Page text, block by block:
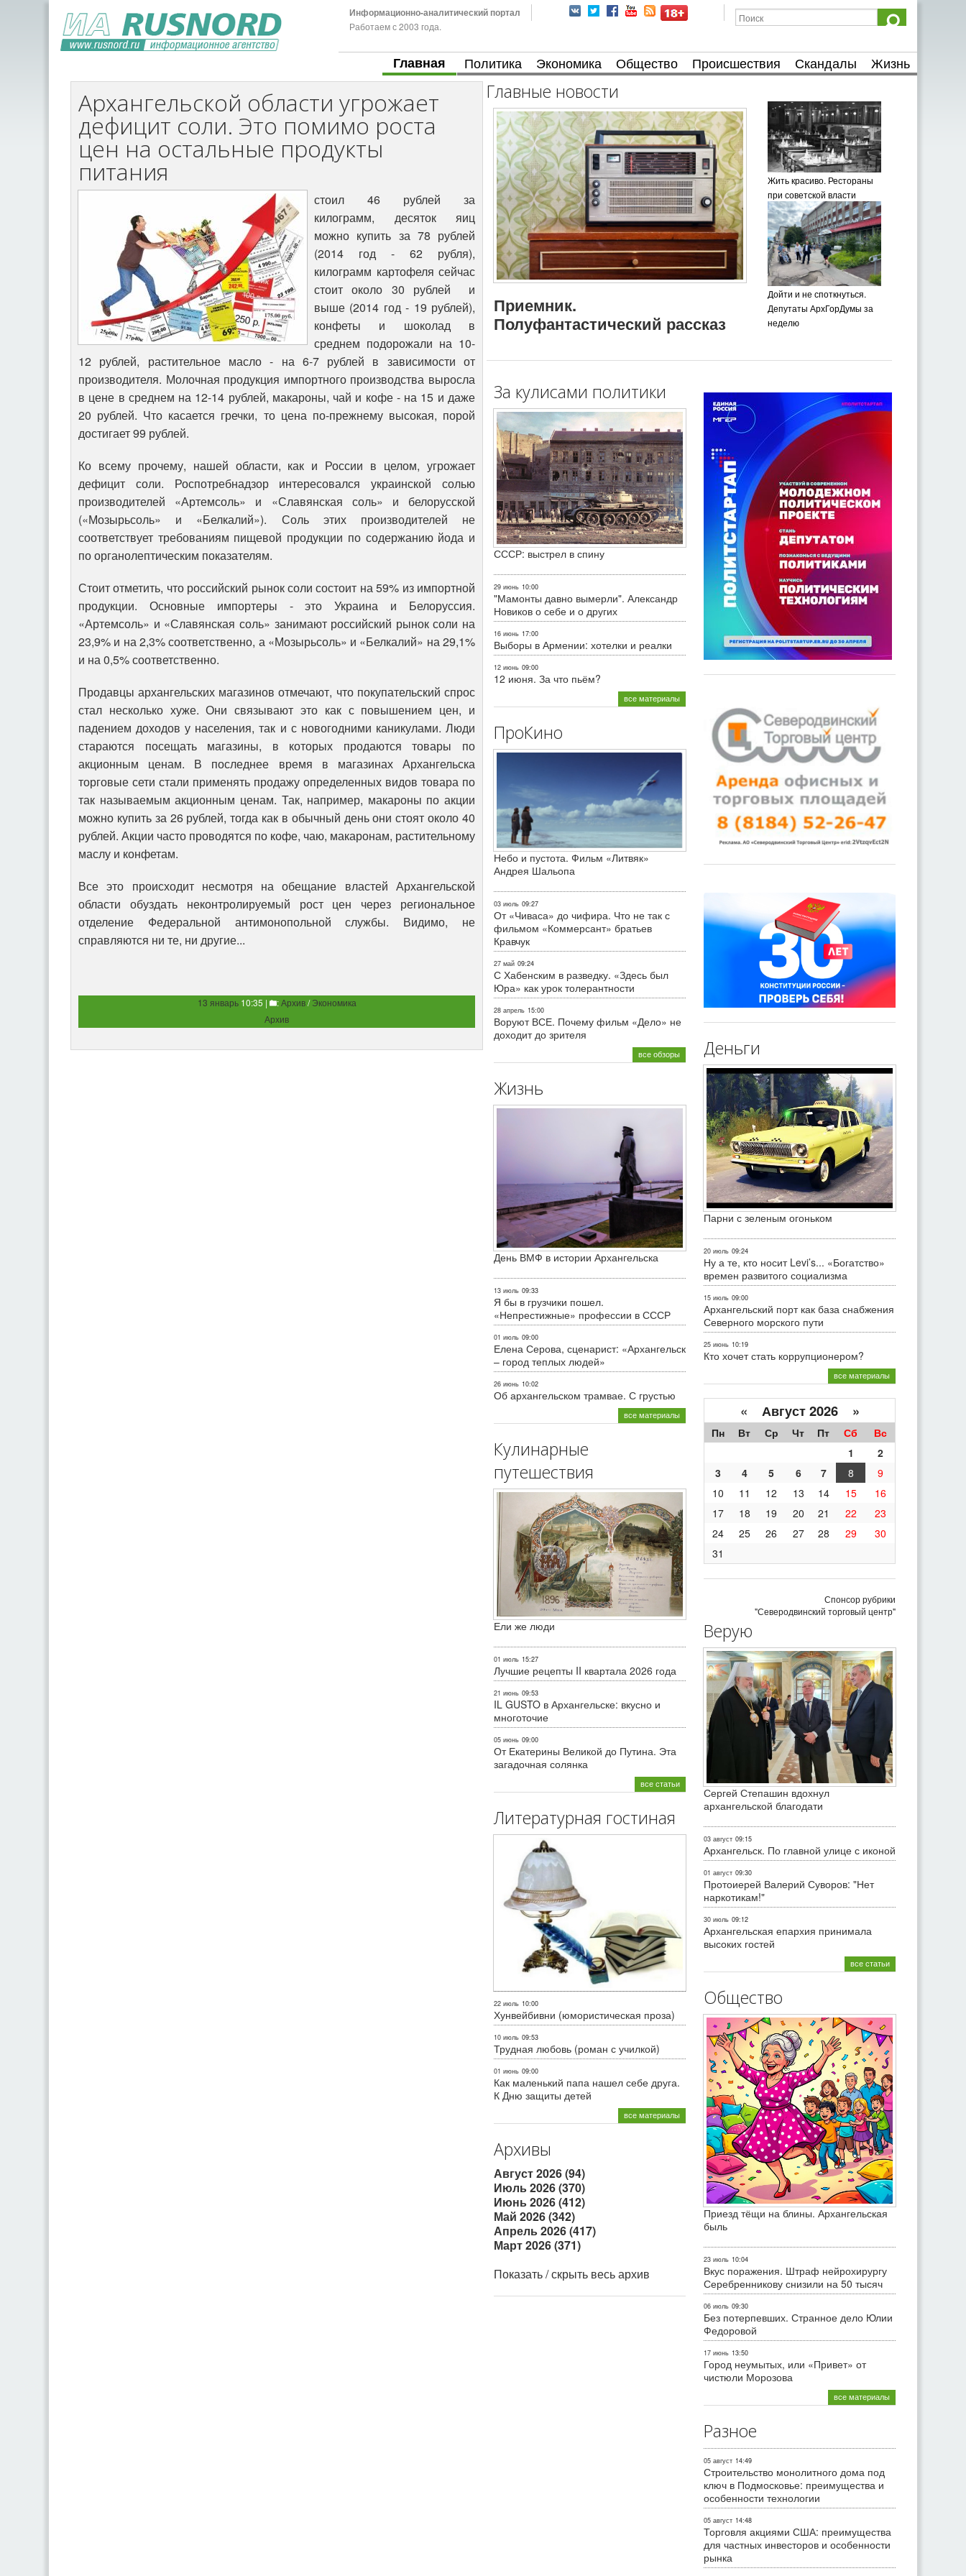
Информационно-аналитический портал
Работаем с 2003 года.
Главная Политика Экономика Общество Происшествия Скандалы Жизнь
Архангельской области угрожает
дефицит соли. Это помимо роста
цен на остальные продукты
питания
стоил 46 рублей за
килограмм, десяток яиц
можно купить за 78 рублей
(2014 год - 62 рубля),
килограмм картофеля сейчас
стоит около 30 рублей и
выше (2014 год - 19 рублей),
конфеты и шоколад в
среднем подорожали на 10-
12 рублей, растительное масло - на 6-7 рублей в зависимости от
производителя. Молочная продукция импортного производства выросла
в цене в среднем на 12-14 рублей, макароны, чай и кофе - на 15 и даже
20 рублей. Что касается гречки, то цена по-прежнему высокая, порой
достигает 99 рублей.
Ко всему прочему, нашей области, как и России в целом, угрожает
дефицит соли. Роспотребнадзор интересовался украинской солью
производителей «Артемсоль» и «Славянская соль» и белорусской
(«Мозырьсоль» и «Белкалий»). Соль этих производителей не
соответствует требованиям пищевой продукции по содержанию йода и
по органолептическим показателям.
Стоит отметить, что российский рынок соли состоит на 59% из импортной
продукции. Основные импортеры - это Украина и Белоруссия.
«Артемсоль» и «Славянская соль» занимают российский рынок соли на
23,9% и на 2,3% соответственно, а «Мозырьсоль» и «Белкалий» на 29,1%
и на 0,5% соответственно.
Продавцы архангельских магазинов отмечают, что покупательский спрос
стал несколько хуже. Они связывают это как с повышением цен, и
падением доходов у населения, так и с новогодними каникулами. Люди
стараются посещать магазины, в которых продаются товары по
акционным ценам. В последнее время в магазинах Архангельска
торговые сети стали применять продажу определенных видов товара по
так называемым акционным ценам. Так, например, макароны по акции
можно купить за 26 рублей, тогда как в обычный день они стоят около 40
рублей. Акции часто проводятся по кофе, чаю, макаронам, растительному
маслу и конфетам.
Все это происходит несмотря на обещание властей Архангельской
области обуздать неконтролируемый рост цен через региональное
отделение Федеральной антимонопольной службы. Видимо, не
справляются ни те, ни другие...
13 январь10:35 | :Архив/Экономика
Архив
Главные новости
Приемник.
Полуфантастический рассказ
Жить красиво. Рестораны
при советской власти
Дойти и не споткнуться.
Депутаты АрхГорДумы за
неделю
За кулисами политики
СССР: выстрел в спину
29 июнь 10:00
"Мамонты давно вымерли". Александр
Новиков о себе и о других
16 июнь 17:00
Выборы в Армении: хотелки и реалки
12 июнь 09:00
12 июня. За что пьём?
все материалы
ПроКино
Небо и пустота. Фильм «Литвяк»
Андрея Шальопа
03 июль 09:27
От «Чиваса» до чифира. Что не так с
фильмом «Коммерсант» братьев
Кравчук
27 май 09:24
С Хабенским в разведку. «Здесь был
Юра» как урок толерантности
28 апрель 15:00
Воруют ВСЕ. Почему фильм «Дело» не
доходит до зрителя
все обзоры
Жизнь
День ВМФ в истории Архангельска
13 июль 09:33
Я бы в грузчики пошел.
«Непрестижные» профессии в СССР
01 июль 09:00
Елена Серова, сценарист: «Архангельск
– город теплых людей»
26 июнь 10:02
Об архангельском трамвае. С грустью
все материалы
Кулинарные
путешествия
Ели же люди
01 июль 15:27
Лучшие рецепты II квартала 2026 года
21 июнь 09:53
IL GUSTO в Архангельске: вкусно и
многоточие
05 июнь 09:00
От Екатерины Великой до Путина. Эта
загадочная солянка
все статьи
Литературная гостиная
22 июль 10:00
Хунвейбивни (юмористическая проза)
10 июль 09:53
Трудная любовь (роман с училкой)
01 июнь 09:00
Как маленький папа нашел себе друга.
К Дню защиты детей
все материалы
Архивы
Август 2026 (94)
Июль 2026 (370)
Июнь 2026 (412)
Май 2026 (342)
Апрель 2026 (417)
Март 2026 (371)
Показать / скрыть весь архив
Деньги
Парни с зеленым огоньком
20 июль 09:24
Ну а те, кто носит Levi’s... «Богатство»
времен развитого социализма
15 июль 09:00
Архангельский порт как база снабжения
Северного морского пути
25 июнь 10:19
Кто хочет стать коррупционером?
все материалы
« Август 2026 »
Пн Вт Ср Чт Пт Сб
Вс
1
2
3
4 5 6 7 8
9
10
11 12 13 14 15
16
17
18 19 20 21 22
23
24
25 26 27 28 29
30
31
Спонсор рубрики
"Северодвинский торговый центр"
Верую
Сергей Степашин вдохнул
архангельской благодати
03 август 09:15
Архангельск. По главной улице с иконой
01 август 09:30
Протоиерей Валерий Суворов: "Нет
наркотикам!"
30 июль 09:12
Архангельская епархия принимала
высоких гостей
все статьи
Общество
Приезд тёщи на блины. Архангельская
быль
23 июль 10:04
Вкус поражения. Штраф нейрохирургу
Серебренникову снизили на 50 тысяч
06 июль 09:30
Без потерпевших. Странное дело Юлии
Федоровой
17 июнь 13:50
Город неумытых, или «Привет» от
чистюли Морозова
все материалы
Разное
05 август 14:49
Строительство монолитного дома под
ключ в Подмосковье: преимущества и
особенности технологии
05 август 14:48
Торговля акциями США: преимущества
для частных инвесторов и особенности
рынка